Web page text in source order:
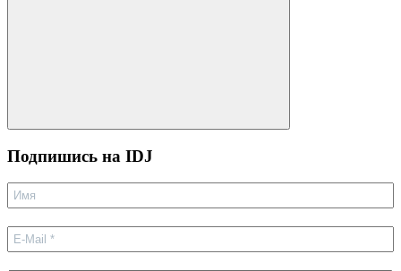
Поиск
Подпишиcь на IDJ